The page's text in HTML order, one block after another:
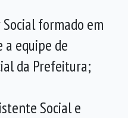
Social formado em
a equipe de
da Prefeitura;
Social e